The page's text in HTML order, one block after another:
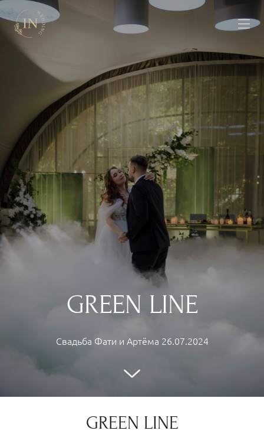
GREEN LINE
Свадьба Фати и Артёма 26.07.2024
GREEN LINE